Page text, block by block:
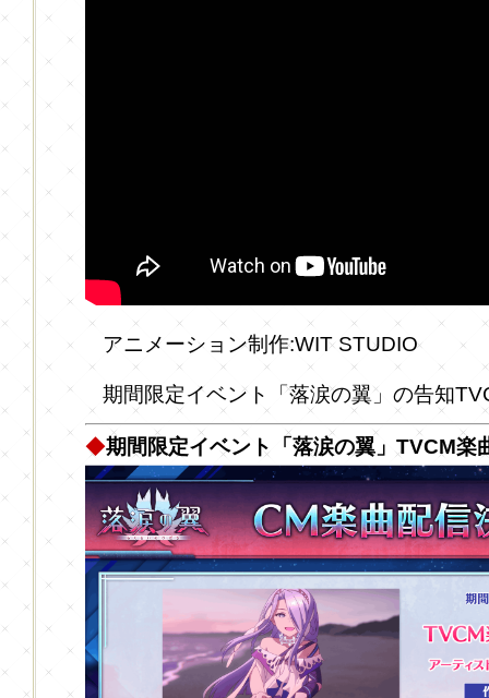
アニメーション制作:WIT STUDIO
期間限定イベント「落涙の翼」の告知
◆期間限定イベント「落涙の翼」TVCM楽